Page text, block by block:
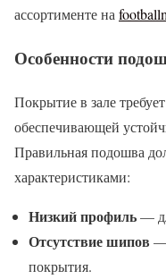
ассортименте на
Особенности
Покрытие в зале
обеспечивающей
Правильная подошва
характеристиками:
Низкий профиль—
Отсутствие шипов —
покрытия.